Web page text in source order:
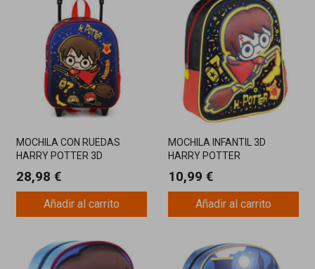
MOCHILA CON RUEDAS
HARRY POTTER 3D
28,98 €
Añadir al carrito
MOCHILA INFANTIL 3D
HARRY POTTER
10,99 €
Añadir al carrito